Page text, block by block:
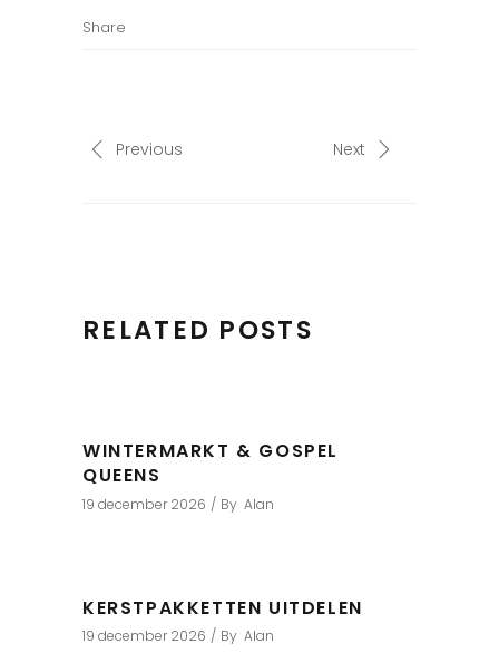
Share
Previous Next
RELATED POSTS
WINTERMARKT & GOSPEL
QUEENS
19 december 2026 By Alan
KERSTPAKKETTEN UITDELEN
19 december 2026 By Alan